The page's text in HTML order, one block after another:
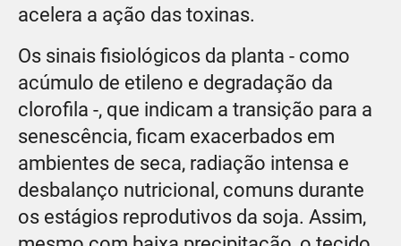
acelera a ação das toxinas.
Os sinais fisiológicos da planta - como
acúmulo de etileno e degradação da
clorofila -, que indicam a transição para a
senescência, ficam exacerbados em
ambientes de seca, radiação intensa e
desbalanço nutricional, comuns durante
os estágios reprodutivos da soja. Assim,